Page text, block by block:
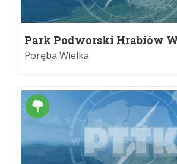
Park Podworski Hrabiów
Poręba Wielka